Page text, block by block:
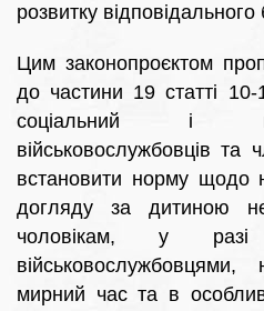
розвитку відповідального
Цим законопроєктом
до частини 19 статті
соціальний і
військовослужбовців та
встановити норму щодо
догляду за дитиною
чоловікам, у
мирний час та в